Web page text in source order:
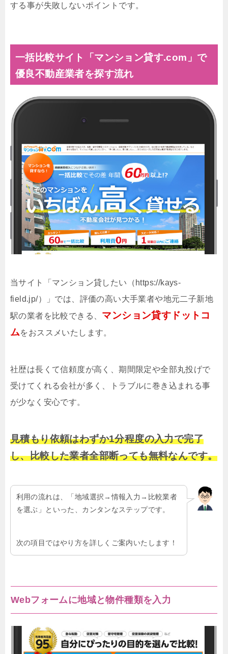
する事が失敗しないポイントです。
一括比較サイト「マンション貸す.com」で
優良不動産業者を探す流れ
当サイト「マンション貸したい（https://kays-
field.jp/）」では、評価の高い大手業者や地元二子新地
駅の業者を比較できる、 マンション貸すドットコ
ムをおススメいたします。
社歴は長くて信頼度が高く、期間限定や全部丸投げで
受けてくれる会社が多く、トラブルに巻き込まれる事
が少なく安心です。
見積もり依頼はわずか1分程度の入力で完了
し、比較した業者全部断っても無料なんです。
利用の流れは、「地域選択→情報入力→比較業者
を選ぶ」といった、カンタンなステップです。
次の項目ではやり方を詳しくご案内いたします！
Webフォームに地域と物件種類を入力